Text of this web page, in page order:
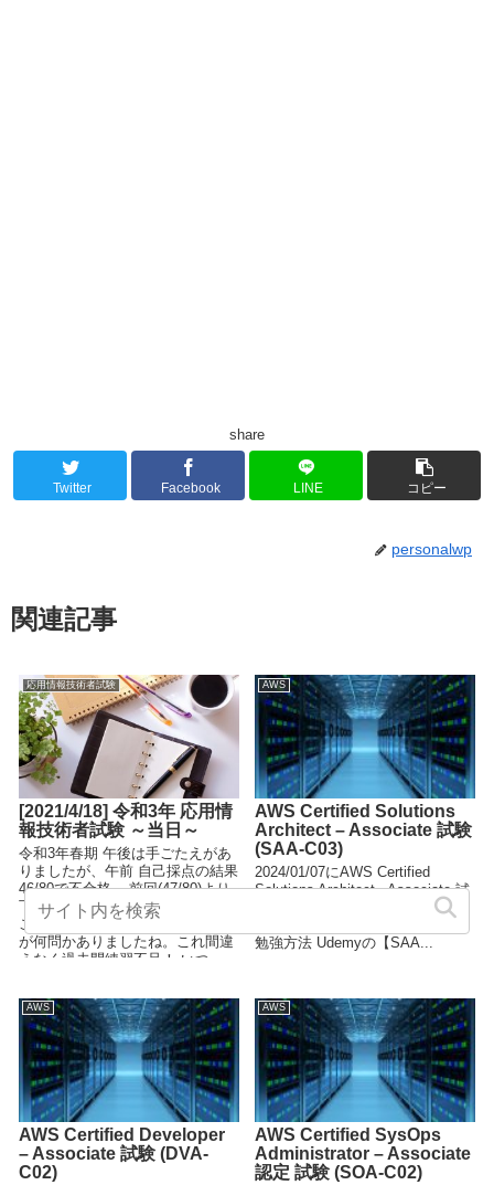
share
Twitter Facebook LINE コピー
personalwp
関連記事
応用情報技術者試験
[2021/4/18] 令和3年 応用情
報技術者試験 ～当日～
令和3年春期 午後は手ごたえがあ
りましたが、午前 自己採点の結果
46/80で不合格... 前回(47/80)より
下がりました。 完全に過去問見た
ことあるのに答えを覚えてないの
が何問かありましたね。これ間違
えなく過去問練習不足！ いつ...
AWS
AWS Certified Solutions
Architect – Associate 試験
(SAA-C03)
2024/01/07にAWS Certified
Solutions Architect - Associate 試
験 (SAA-C03) 受験してきまし
勉強方法 Udemyの【SAA...
AWS
AWS Certified Developer
– Associate 試験 (DVA-
C02)
AWS
AWS Certified SysOps
Administrator – Associate
認定 試験 (SOA-C02)